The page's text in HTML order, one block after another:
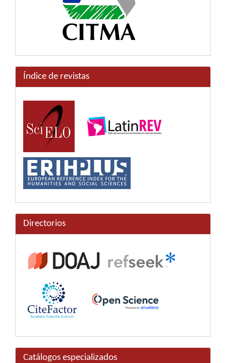
Índice de revistas
Directorios
Catálogos especializados